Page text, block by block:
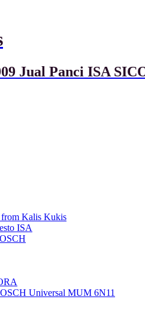
Jual Panci ISA
from Kalis Kukis
ISA
Universal MUM 6N11